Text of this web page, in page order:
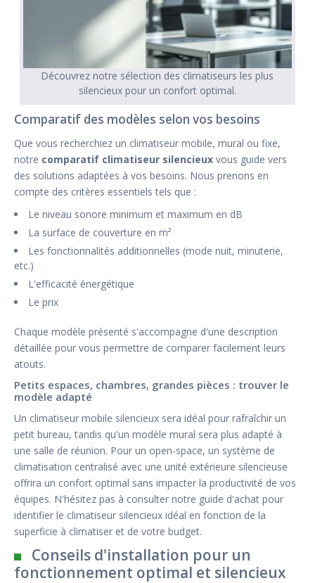
Découvrez notre sélection des climatiseurs les plus
silencieux pour un confort optimal.
Comparatif des modèles selon vos besoins
Que vous recherchiez un climatiseur mobile, mural ou fixe,
notre comparatif climatiseur silencieux vous guide vers
des solutions adaptées à vos besoins. Nous prenons en
compte des critères essentiels tels que :
Le niveau sonore minimum et maximum en dB
La surface de couverture en m²
Les fonctionnalités additionnelles (mode nuit, minuterie,
etc.)
L'efficacité énergétique
Le prix
Chaque modèle présenté s'accompagne d'une description
détaillée pour vous permettre de comparer facilement leurs
atouts.
Petits espaces, chambres, grandes pièces : trouver le
modèle adapté
Un climatiseur mobile silencieux sera idéal pour rafraîchir un
petit bureau, tandis qu'un modèle mural sera plus adapté à
une salle de réunion. Pour un open-space, un système de
climatisation centralisé avec une unité extérieure silencieuse
offrira un confort optimal sans impacter la productivité de vos
équipes. N'hésitez pas à consulter notre guide d'achat pour
identifier le climatiseur silencieux idéal en fonction de la
superficie à climatiser et de votre budget.
Conseils d'installation pour un
fonctionnement optimal et silencieux